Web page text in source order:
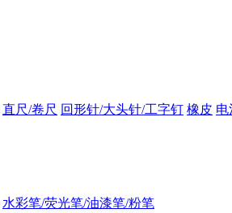
直尺/卷尺 回形针/大头针/工字钉 橡皮 电
水彩笔/荧光笔/油漆笔/粉笔